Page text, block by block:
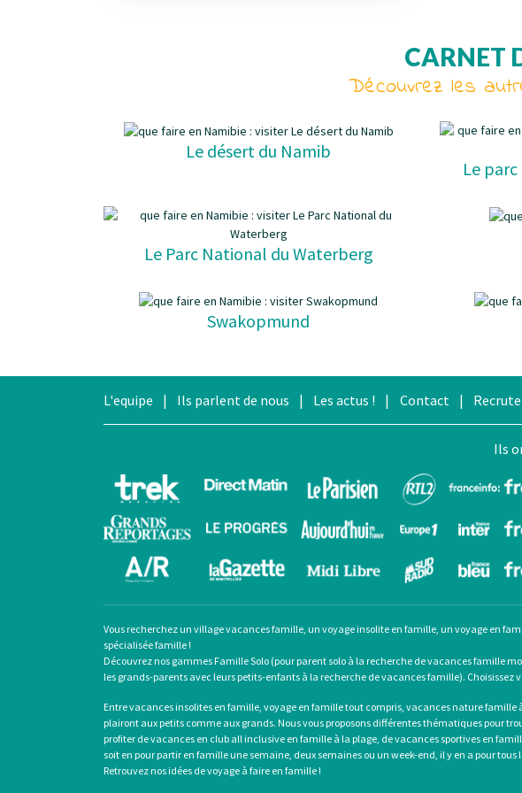
CARNET
Découvrez les
Le désert du Namib
Le
Le Parc National du Waterberg
Swakopmund
L'equipe | Ils parlent de nous | Les actus ! | Contact |
Ils
Vous recherchez un village vacances famille , un voyage insolite en famille , un voyage en
spécialisée famille !
Découvrez nos gammes Famille Solo (pour parent solo à la recherche devacances famille
les grands-parents avec leurs petits-enfants à la recherche de vacances famille). Choisissez
Entrevacances insolites en famille voyage en famille tout compris , vacances nature
plairont aux petits comme aux grands. Nous vous proposons différentes thématiques pour
profiter devacances en club all inclusive en famille à la plage, devacances sportives en
soit en pour partir en famille une semaine, deux semaines ou un week-end, il y en a pour tous
Retrouvez nos idées devoyage à faire en famille !